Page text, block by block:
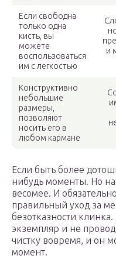
Если свободна
только одна
кисть, вы
можете
воспользоваться
им с легкостью
и
Конструктивно
небольшие
размеры,
позволяют
носить его в
любом кармане
Если быть более
нибудь моменты. Но
весомее. И
правильный уход за
безотказности
экземпляр и не
чистку вовремя, и он
момент.